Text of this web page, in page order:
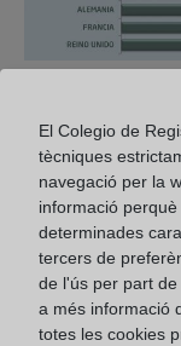
relevante
inmobiliario
financiera,
recuperación,
precios,
desglose por
habitual.Los
El Colegio de
tècniques
navegació per la
informació
determinades
tercers de
de l'ús per part
a més informació
totes les cookies